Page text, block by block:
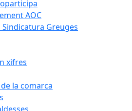
AOC
Greuges
xifres
la comarca